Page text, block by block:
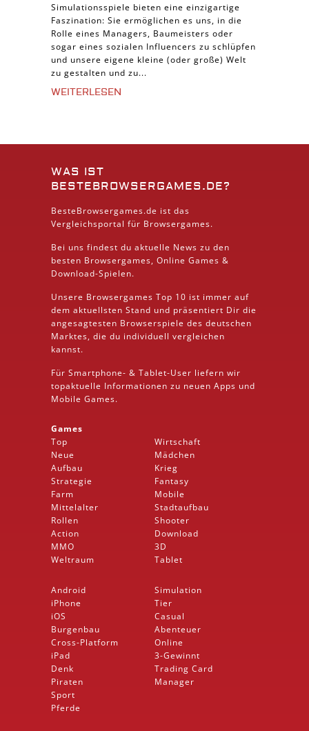
Simulationsspiele bieten eine einzigartige
Faszination: Sie ermöglichen es uns, in die
Rolle eines Managers, Baumeisters oder
sogar eines sozialen Influencers zu schlüpfen
und unsere eigene kleine (oder große) Welt
zu gestalten und zu...
WEITERLESEN
WAS IST
BESTEBROWSERGAMES.DE?
BesteBrowsergames.de ist das
Vergleichsportal für Browsergames.
Bei uns findest du aktuelle News zu den
besten Browsergames, Online Games &
Download-Spielen.
Unsere Browsergames Top 10 ist immer auf
dem aktuellsten Stand und präsentiert Dir die
angesagtesten Browserspiele des deutschen
Marktes, die du individuell vergleichen
kannst.
Für Smartphone- & Tablet-User liefern wir
topaktuelle Informationen zu neuen Apps und
Mobile Games.
Games
Top
Neue
Aufbau
Strategie
Farm
Mittelalter
Rollen
Action
MMO
Weltraum
Wirtschaft
Mädchen
Krieg
Fantasy
Mobile
Stadtaufbau
Shooter
Download
3D
Tablet
Android
iPhone
iOS
Burgenbau
Cross-Platform
iPad
Denk
Piraten
Sport
Pferde
Simulation
Tier
Casual
Abenteuer
Online
3-Gewinnt
Trading Card
Manager